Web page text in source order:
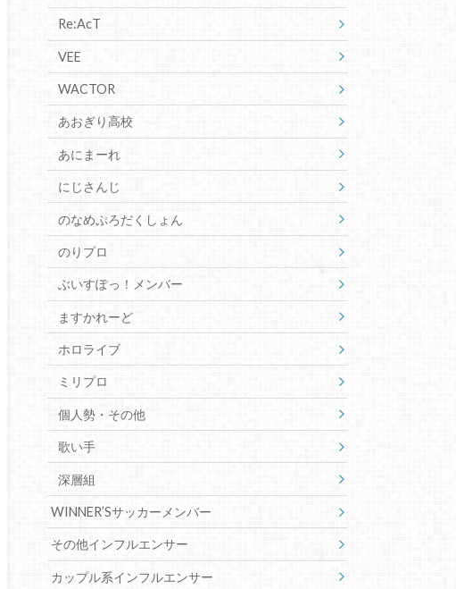
Re:AcT
VEE
WACTOR
あおぎり高校
あにまーれ
にじさんじ
のなめぷろだくしょん
のりプロ
ぶいすぽっ！メンバー
ますかれーど
ホロライブ
ミリプロ
個人勢・その他
歌い手
深層組
WINNER’Sサッカーメンバー
その他インフルエンサー
カップル系インフルエンサー